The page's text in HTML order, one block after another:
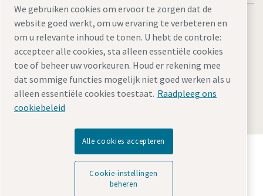
Juridische kennisgevingen en privacyverklaringen
Cookie-instellingen beherenToegankelijkheidSitemap
© 2026 Atlas Copco
Ontdek hoe Atlas Copco Group technologie mogelijk
maakt die de toekomst transformeert.
Bezoek de Atlas Copco Group website
We gebruiken cookies om ervoor te zorgen dat de
website goed werkt, om uw ervaring te verbeteren en
om u relevante inhoud te tonen. U hebt de controle:
accepteer alle cookies, sta alleen essentiële cookies
toe of beheer uw voorkeuren. Houd er rekening mee
dat sommige functies mogelijk niet goed werken als u
alleen essentiële cookies toestaat. Raadpleeg ons
cookiebeleid
Alle cookies accepteren
Cookie-instellingen
beheren